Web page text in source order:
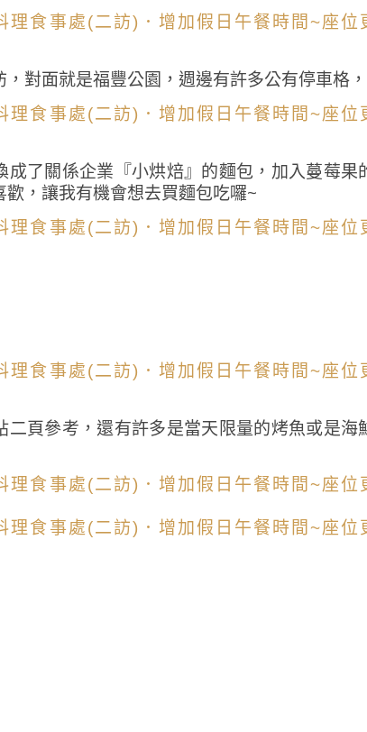
對面就是福豐公園，週邊有許多公有停車格
成了關係企業『小烘焙』的麵包，加入蔓莓
，讓我有機會想去買麵包吃囉~
二頁參考，還有許多是當天限量的烤魚或是